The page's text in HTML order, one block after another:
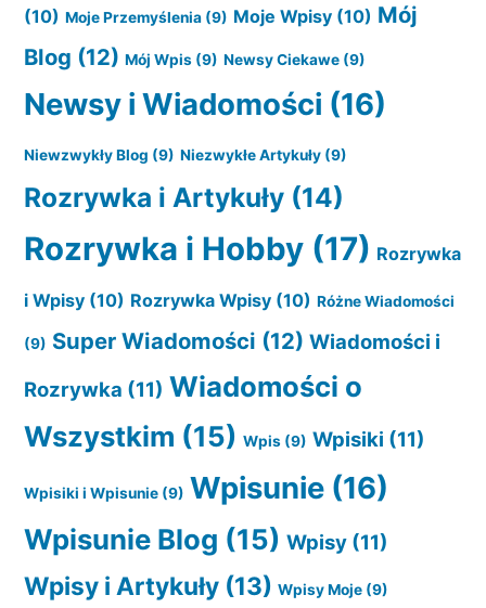
(10) Moje Przemyślenia (9) Moje Wpisy (10) Mój
Blog (12) Mój Wpis (9) Newsy Ciekawe (9)
Newsy i Wiadomości (16)
Niewzwykły Blog (9) Niezwykłe Artykuły (9)
Rozrywka i Artykuły (14)
Rozrywka i Hobby (17) Rozrywka
i Wpisy (10) Rozrywka Wpisy (10) Różne Wiadomości
(9) Super Wiadomości (12) Wiadomości i
Rozrywka (11) Wiadomości o
Wszystkim (15) Wpis (9) Wpisiki (11)
Wpisiki i Wpisunie (9) Wpisunie (16)
Wpisunie Blog (15) Wpisy (11)
Wpisy i Artykuły (13) Wpisy Moje (9)